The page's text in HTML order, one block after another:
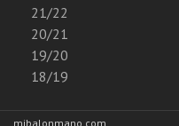
21/22
20/21
19/20
18/19
mibalonmano.com